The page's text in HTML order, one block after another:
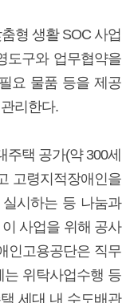
형 생활 SOC 사업
도구와 업무협약을
요 물품 등을 제공
리한다.
주택 공가(약 300세
고령지적장애인을
시하는 등 나눔과
사업을 위해 공사
인고용공단은 직무
는 위탁사업수행 등
세대 내 수도배관